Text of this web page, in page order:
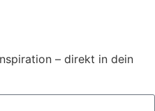
– direkt in dein